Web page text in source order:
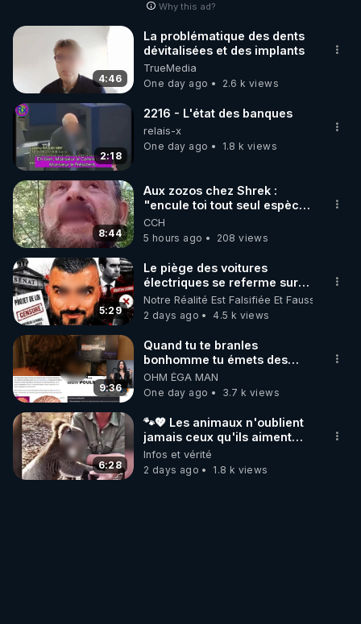
Why this ad?
4:46
La problématique des dents
dévitalisées et des implants
TrueMedia
One day ago
2.6 k views
2:18
2216 - L'état des banques
relais-x
One day ago
1.8 k views
8:44
Aux zozos chez Shrek :
"encule toi tout seul espèce
de mal polish"
CCH
5 hours ago
208 views
5:29
Le piège des voitures
électriques se referme sur
les usagers !
Notre Réalité Est Falsifiée Et Fausse
2 days ago
4.5 k views
9:36
Quand tu te branles
bonhomme tu émets des
ondes ils ont juste omis de
t'expliquer
OHM ÉGA MAN
One day ago
3.7 k views
6:28
🐾💖 Les animaux n'oublient
jamais ceux qu'ils aiment…
🥹❤️
Infos et vérité
2 days ago
1.8 k views